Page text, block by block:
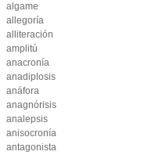
algame
allegoría
alliteración
amplitú
anacronía
anadiplosis
anáfora
anagnórisis
analepsis
anisocronía
antagonista